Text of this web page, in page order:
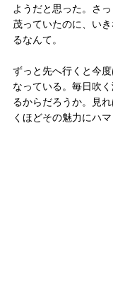
ようだと思った。さ
茂っていたのに、い
るなんて。
ずっと先へ行くと今
なっている。毎日吹
るからだろうか。見
くほどその魅力にハマ